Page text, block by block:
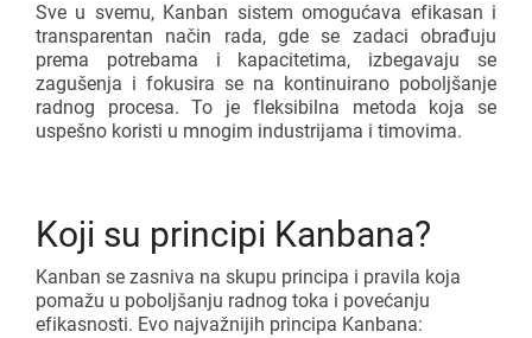
Sve u svemu, Kanban sistem omogućava efikasan i
transparentan način rada, gde se zadaci obrađuju
prema potrebama i kapacitetima, izbegavaju se
zagušenja i fokusira se na kontinuirano poboljšanje
radnog procesa. To je fleksibilna metoda koja se
uspešno koristi u mnogim industrijama i timovima.
Koji su principi Kanbana?
Kanban se zasniva na skupu principa i pravila koja
pomažu u poboljšanju radnog toka i povećanju
efikasnosti. Evo najvažnijih principa Kanbana: